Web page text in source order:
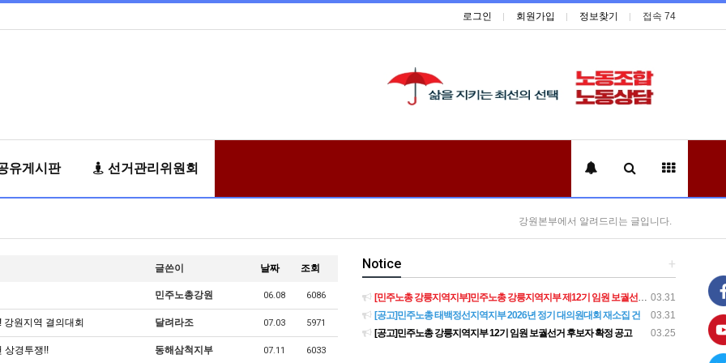
로그인 회원가입 정보찾기 접속 74
유게시판 선거관리위원회
강원본부에서 알려드리는 글입니다.
글쓴이 날짜 조회
민주노총강원 06.08 6086
원지역 결의대회 달려라조 07.03 5971
상경투쟁!! 동해삼척지부 07.11 6033
+
Notice
03.31
[민주노총 강릉지역지부]민주노총 강릉지역지부 제12기 임원 보궐선거결과 공고
03.31
[공고]민주노총 태백정선지역지부 2026년 정기 대의원대회 재소집 건
03.25
[공고]민주노총 강릉지역지부 12기 임원 보궐선거 후보자 확정 공고